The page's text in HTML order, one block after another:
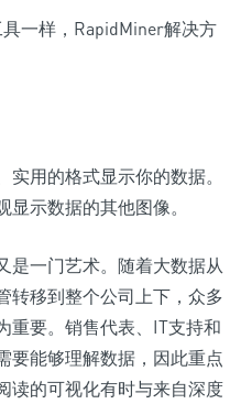
一样，RapidMiner解决方
用的格式显示你的数据。
示数据的其他图像。
是一门艺术。随着大数据从
转移到整个公司上下，众多
重要。销售代表、IT支持和
要能够理解数据，因此重点
读的可视化有时与来自深度